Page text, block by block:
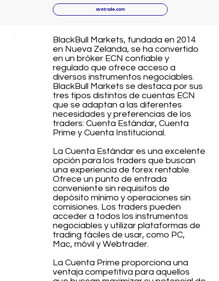
avatrade.com
BlackBull Markets, fundada en 2014
en Nueva Zelanda, se ha convertido
en un bróker ECN confiable y
regulado que ofrece acceso a
diversos instrumentos negociables.
BlackBull Markets se destaca por sus
tres tipos distintos de cuentas ECN
que se adaptan a las diferentes
necesidades y preferencias de los
traders: Cuenta Estándar, Cuenta
Prime y Cuenta Institucional.
La Cuenta Estándar es una excelente
opción para los traders que buscan
una experiencia de forex rentable.
Ofrece un punto de entrada
conveniente sin requisitos de
depósito mínimo y operaciones sin
comisiones. Los traders pueden
acceder a todos los instrumentos
negociables y utilizar plataformas de
trading fáciles de usar, como PC,
Mac, móvil y Webtrader.
La Cuenta Prime proporciona una
ventaja competitiva para aquellos